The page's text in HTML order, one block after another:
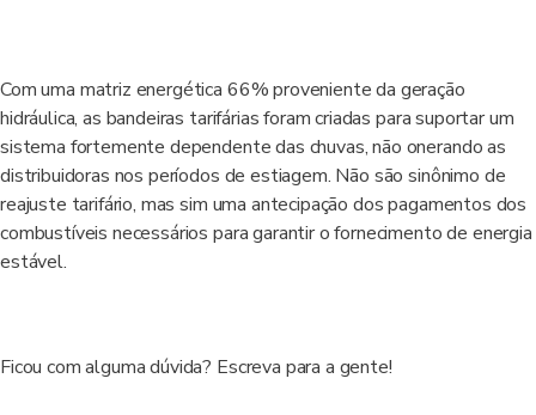
Com uma matriz energética 66% proveniente da geração
hidráulica, as bandeiras tarifárias foram criadas para suportar um
sistema fortemente dependente das chuvas, não onerando as
distribuidoras nos períodos de estiagem. Não são sinônimo de
reajuste tarifário, mas sim uma antecipação dos pagamentos dos
combustíveis necessários para garantir o fornecimento de energia
estável.
Ficou com alguma dúvida? Escreva para a gente!